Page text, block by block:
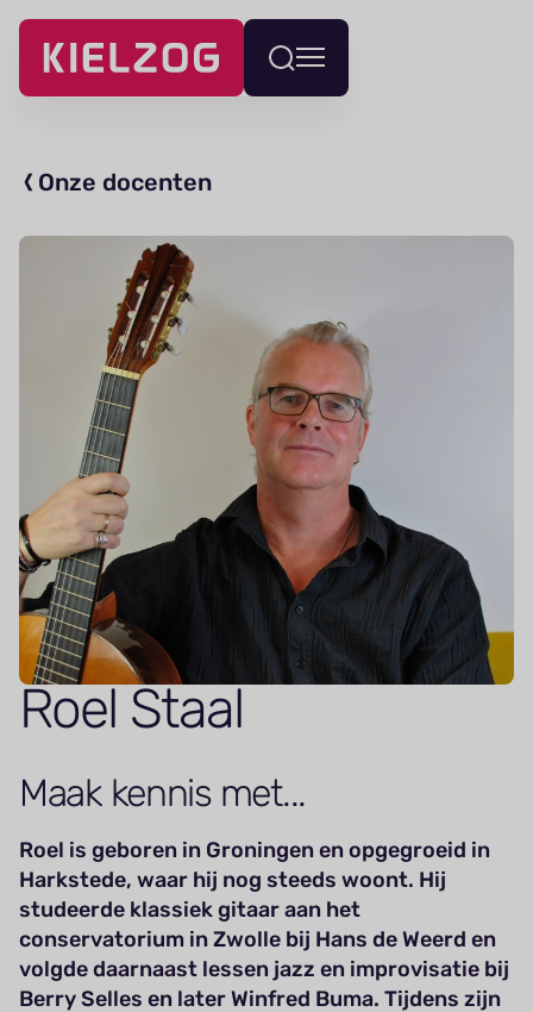
Navigatie
overslaan
Wissel
menu
Onze docenten
Roel Staal
Maak kennis met...
Roel is geboren in Groningen en opgegroeid in
Harkstede, waar hij nog steeds woont. Hij
studeerde klassiek gitaar aan het
conservatorium in Zwolle bij Hans de Weerd en
volgde daarnaast lessen jazz en improvisatie bij
Berry Selles en later Winfred Buma. Tijdens zijn